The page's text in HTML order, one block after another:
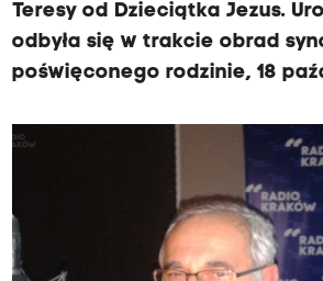
Teresy od Dzieciątka Jezus.
odbyła się w trakcie obrad
poświęconego rodzinie, 18